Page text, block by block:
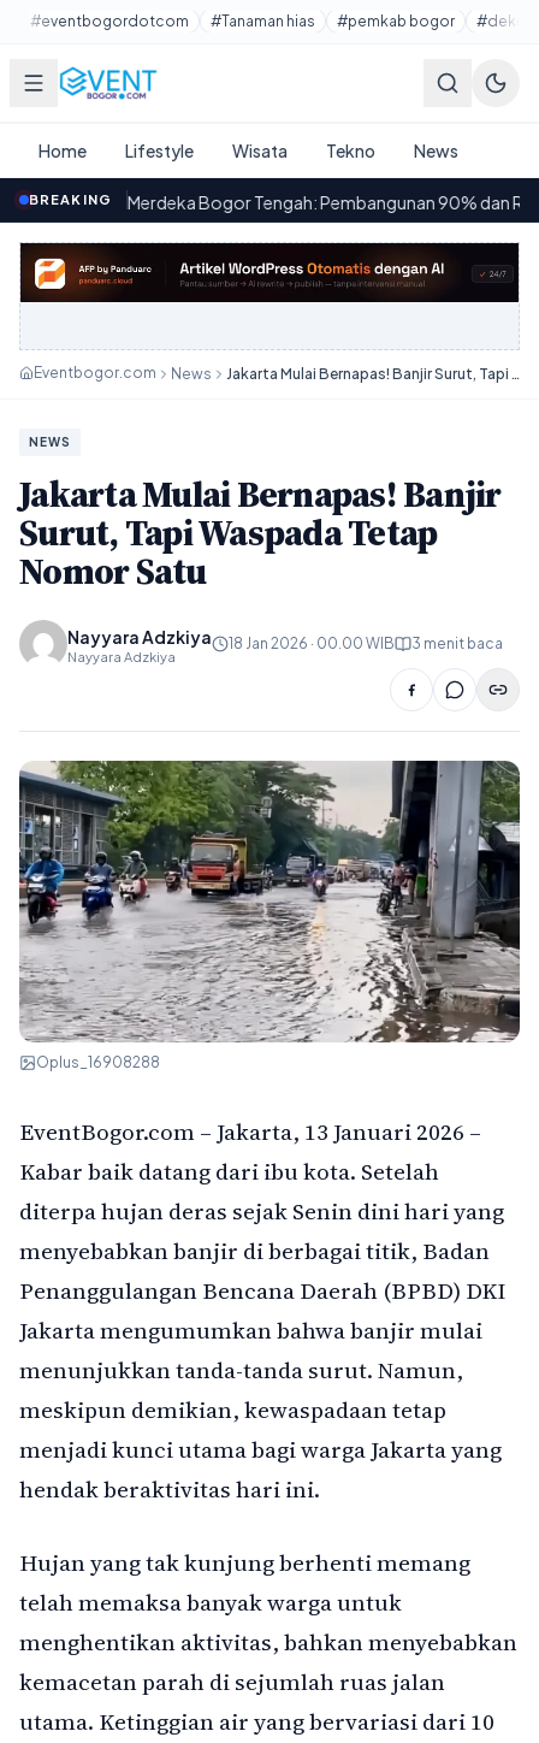
Lewati ke konten utama
#eventbogordotcom #Tanaman hias #pemkab bogor
Home Lifestyle Wisata Tekno News
BREAKING
Merdeka Bogor Tengah: Pembangunan 90% dan Rencana
Eventbogor.com News Jakarta Mulai Bernapas! Banjir Surut, Tapi Waspada Tetap Nomor Satu
NEWS
Jakarta Mulai Bernapas! Banjir
Surut, Tapi Waspada Tetap
Nomor Satu
Nayyara Adzkiya
Nayyara Adzkiya
18 Jan 2026 · 00.00 WIB 3 menit baca
Oplus_16908288
EventBogor.com – Jakarta, 13 Januari 2026 –
Kabar baik datang dari ibu kota. Setelah
diterpa hujan deras sejak Senin dini hari yang
menyebabkan banjir di berbagai titik, Badan
Penanggulangan Bencana Daerah (BPBD) DKI
Jakarta mengumumkan bahwa banjir mulai
menunjukkan tanda-tanda surut. Namun,
meskipun demikian, kewaspadaan tetap
menjadi kunci utama bagi warga Jakarta yang
hendak beraktivitas hari ini.
Hujan yang tak kunjung berhenti memang
telah memaksa banyak warga untuk
menghentikan aktivitas, bahkan menyebabkan
kemacetan parah di sejumlah ruas jalan
utama. Ketinggian air yang bervariasi dari 10